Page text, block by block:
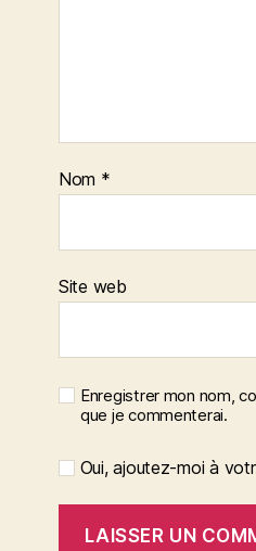
Nom *
Site web
Enregistrer mon nom,
que je commenterai.
Oui, ajoutez-moi à